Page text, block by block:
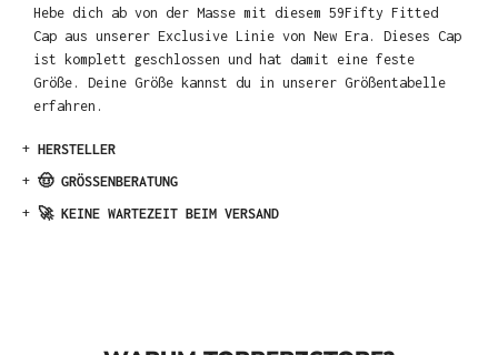
Hebe dich ab von der Masse mit diesem 59Fifty Fitted
Cap aus unserer Exclusive Linie von New Era. Dieses Cap
ist komplett geschlossen und hat damit eine feste
Größe. Deine Größe kannst du in unserer Größentabelle
erfahren.
+ HERSTELLER
+ 🤠 GRÖSSENBERATUNG
+ 🚀 KEINE WARTEZEIT BEIM VERSAND